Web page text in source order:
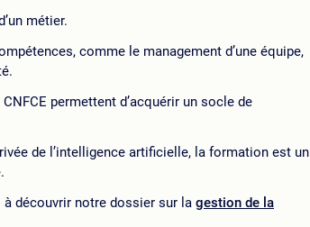
métier.
comme le management d’une équipe,
permettent d’acquérir un socle de
de l’intelligence artificielle, la formation est un
découvrir notre dossier sur la gestion de la